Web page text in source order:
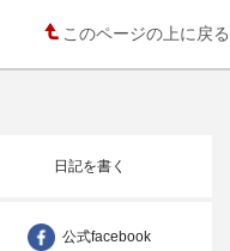
このページの上に戻る
日記を書く
公式facebook